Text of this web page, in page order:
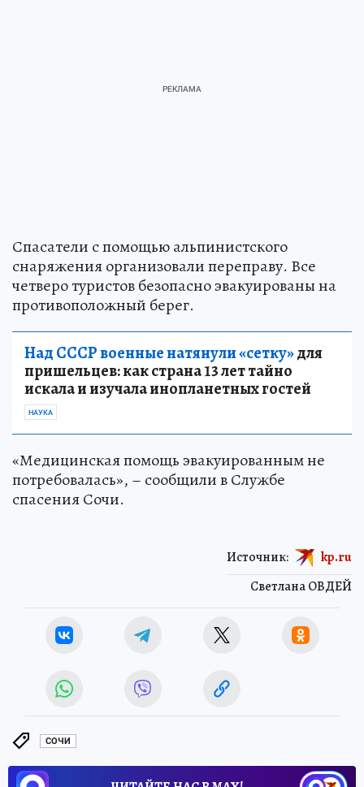
Спасатели с помощью альпинистского
снаряжения организовали переправу. Все
четверо туристов безопасно эвакуированы на
противоположный берег.
Над СССР военные натянули «сетку»для
пришельцев: как страна 13 лет тайно
искала и изучала инопланетных гостей
НАУКА
«Медицинская помощь эвакуированным не
потребовалась», – сообщили в Службе
спасения Сочи.
Светлана ОВДЕЙ
Источник: kp.ru
СОЧИ